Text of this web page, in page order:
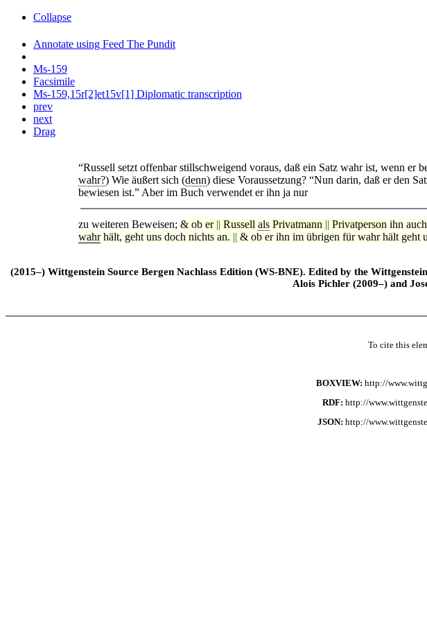
Collapse
Annotate using Feed The Pundit
Ms-159
Facsimile
Ms-159,15r[2]et15v[1] Diplomatic transcription
prev
next
Drag
“Russell setzt offenbar stillschweigend voraus, daß ein Satz wahrist, wenn er
wahr?) Wie äußert sich (denn) diese Voraussetzung? “Nun darin, daß er den
bewiesen ist.” Aber im Buch verwendet er ihn ja nur
zu weiteren Beweisen; & ob er|| Russell als Privatmann || Privatperson ihn auch
wahrhält, geht uns doch nichts an. || & ob er ihn im übrigen für wahr hält geht
(2015–) Wittgenstein Source Bergen Nachlass Edition (WS-BNE). Edited by the
Alois Pichler (2009–) and
To cite this
BOXVIEW: http://
RDF: http://
JSON: http://